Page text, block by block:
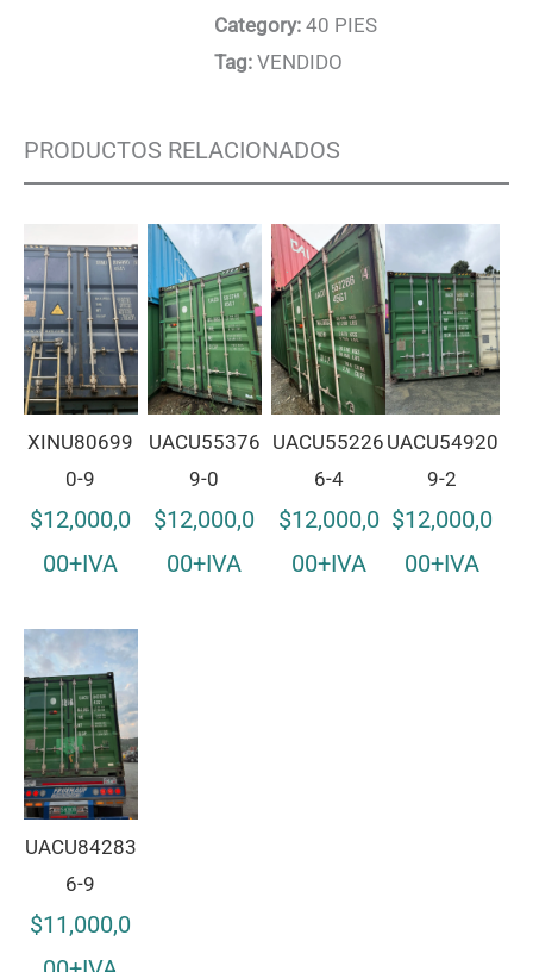
Category: 40 PIES
Tag: VENDIDO
PRODUCTOS RELACIONADOS
XINU80699
0-9
$12,000,0
00+IVA
UACU55376
9-0
$12,000,0
00+IVA
UACU55226
6-4
$12,000,0
00+IVA
UACU54920
9-2
$12,000,0
00+IVA
UACU84283
6-9
$11,000,0